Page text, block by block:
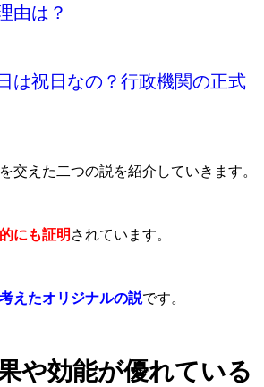
由は？
は祝日なの？行政機関の正式
交えた二つの説を紹介していきます。
にも証明 されています。
えたオリジナルの説です。
や効能が優れている